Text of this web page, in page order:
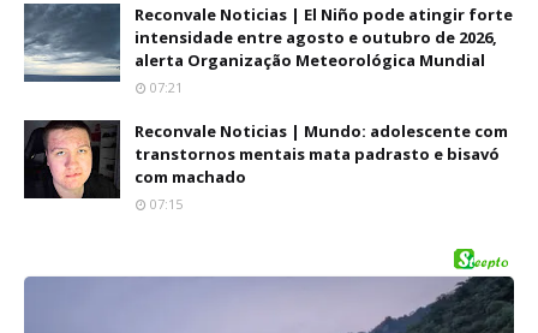
Reconvale Noticias | El Niño pode atingir forte
intensidade entre agosto e outubro de 2026,
alerta Organização Meteorológica Mundial
07:21
Reconvale Noticias | Mundo: adolescente com
transtornos mentais mata padrasto e bisavó
com machado
07:15